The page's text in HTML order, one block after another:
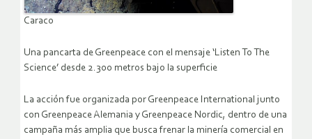
Caraco
Una pancarta de Greenpeace con el mensaje ‘Listen To The
Science’ desde 2.300 metros bajo la superficie
La acción fue organizada por Greenpeace International junto
con Greenpeace Alemania y Greenpeace Nordic, dentro de una
campaña más amplia que busca frenar la minería comercial en